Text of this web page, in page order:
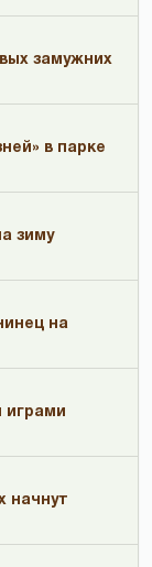
замужних
в парке
зиму
на
играми
начнут